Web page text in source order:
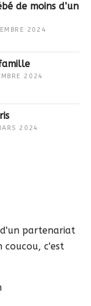
de moins d’un
2024
2024
2024
d'un partenariat
coucou, c'est